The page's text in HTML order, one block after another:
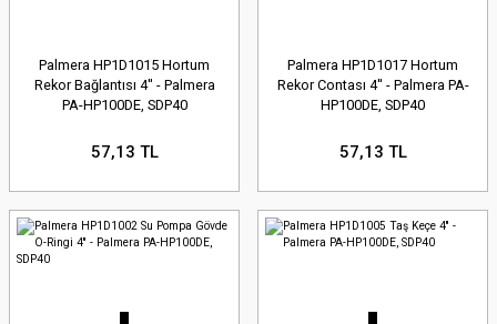
Palmera HP1D1015 Hortum
Rekor Bağlantısı 4'' - Palmera
PA-HP100DE, SDP40
57,13 TL
Palmera HP1D1017 Hortum
Rekor Contası 4'' - Palmera PA-
HP100DE, SDP40
57,13 TL